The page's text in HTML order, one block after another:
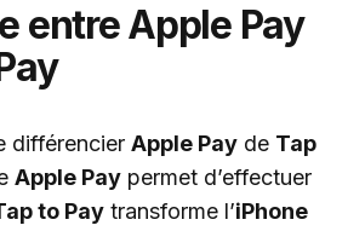
entre Apple Pay
différencier Apple Pay de Tap
Apple Pay permet d’effectuer
to Pay transforme l’iPhone